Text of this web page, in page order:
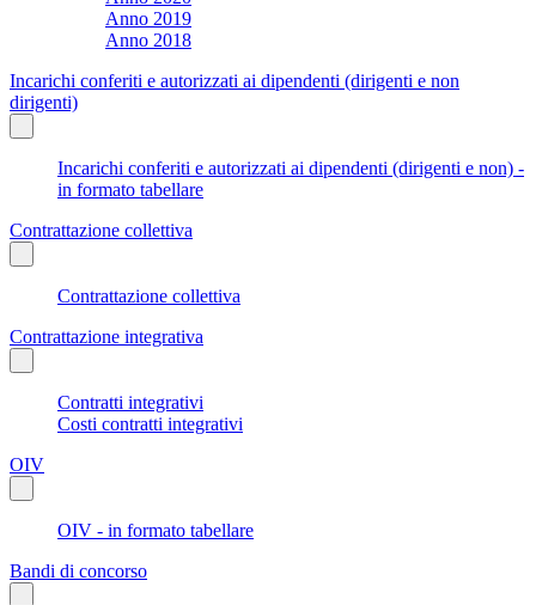
Anno 2019
Anno 2018
Incarichi conferiti e autorizzati ai dipendenti (dirigenti e non
dirigenti)
Incarichi conferiti e autorizzati ai dipendenti (dirigenti e non) -
in formato tabellare
Contrattazione collettiva
Contrattazione collettiva
Contrattazione integrativa
Contratti integrativi
Costi contratti integrativi
OIV
OIV - in formato tabellare
Bandi di concorso